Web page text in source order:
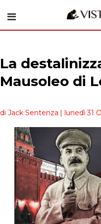
La
Mausoleo di
di Jack Sentenza | lunedì 31